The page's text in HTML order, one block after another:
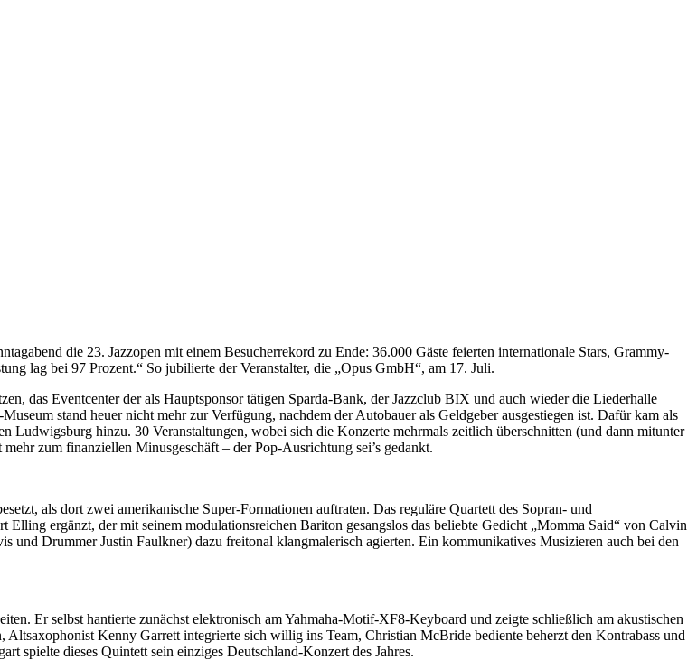
die 23. Jazzopen mit einem Besucherrekord zu Ende: 36.000 Gäste feierten internationale Stars, Grammy-
lag bei 97 Prozent.“ So jubilierte der Veranstalter, die „Opus GmbH“, am 17. Juli.
das Eventcenter der als Hauptsponsor tätigen Sparda-Bank, der Jazzclub BIX und auch wieder die Liederhalle
stand heuer nicht mehr zur Verfügung, nachdem der Autobauer als Geldgeber ausgestiegen ist. Dafür kam als
Ludwigsburg hinzu. 30 Veranstaltungen, wobei sich die Konzerte mehrmals zeitlich überschnitten (und dann mitunter
zum finanziellen Minusgeschäft – der Pop-Ausrichtung sei’s gedankt.
als dort zwei amerikanische Super-Formationen auftraten. Das reguläre Quartett des Sopran- und
ergänzt, der mit seinem modulationsreichen Bariton gesangslos das beliebte Gedicht „Momma Said“ von Calvin
und Drummer Justin Faulkner) dazu freitonal klangmalerisch agierten. Ein kommunikatives Musizieren auch bei den
Er selbst hantierte zunächst elektronisch am Yahmaha-Motif-XF8-Keyboard und zeigte schließlich am akustischen
Kenny Garrett integrierte sich willig ins Team, Christian McBride bediente beherzt den Kontrabass und
spielte dieses Quintett sein einziges Deutschland-Konzert des Jahres.